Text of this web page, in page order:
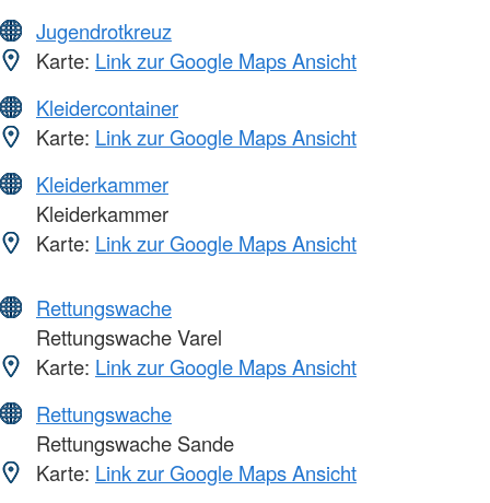
Jugendrotkreuz
Karte: Link zur Google Maps Ansicht
Kleidercontainer
Karte: Link zur Google Maps Ansicht
Kleiderkammer
Kleiderkammer
Karte: Link zur Google Maps Ansicht
Rettungswache
Rettungswache Varel
Karte: Link zur Google Maps Ansicht
Rettungswache
Rettungswache Sande
Karte: Link zur Google Maps Ansicht